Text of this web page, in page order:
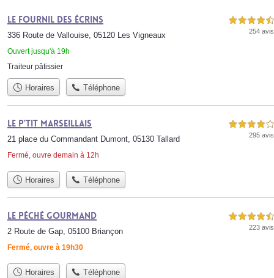
Le Fournil des écrins
336 Route de Vallouise, 05120 Les Vigneaux
Ouvert jusqu'à 19h
4,5 étoiles sur 5
254 avis
Traiteur pâtissier
Horaires Téléphone
Le P'tit Marseillais
21 place du Commandant Dumont, 05130 Tallard
Fermé, ouvre demain à 12h
4,0 étoiles sur 5
295 avis
Horaires Téléphone
Le Péché Gourmand
2 Route de Gap, 05100 Briançon
Fermé, ouvre à 19h30
4,5 étoiles sur 5
223 avis
Horaires Téléphone